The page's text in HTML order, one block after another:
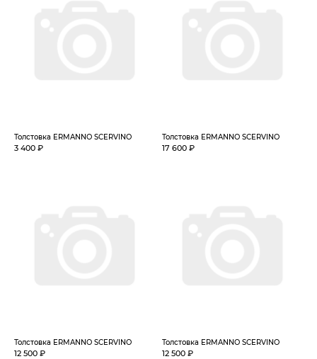
Толстовка ERMANNO SCERVINO
3 400 ₽
Толстовка ERMANNO SCERVINO
17 600 ₽
Толстовка ERMANNO SCERVINO
12 500 ₽
Толстовка ERMANNO SCERVINO
12 500 ₽